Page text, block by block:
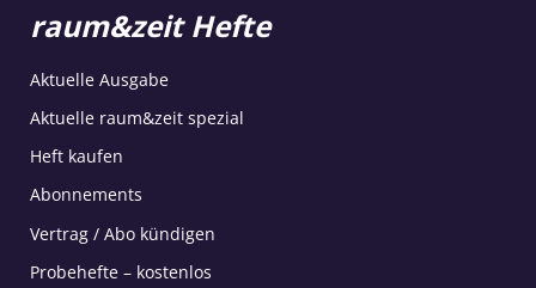
raum&zeit Hefte
Aktuelle Ausgabe
Aktuelle raum&zeit spezial
Heft kaufen
Abonnements
Vertrag / Abo kündigen
Probehefte – kostenlos